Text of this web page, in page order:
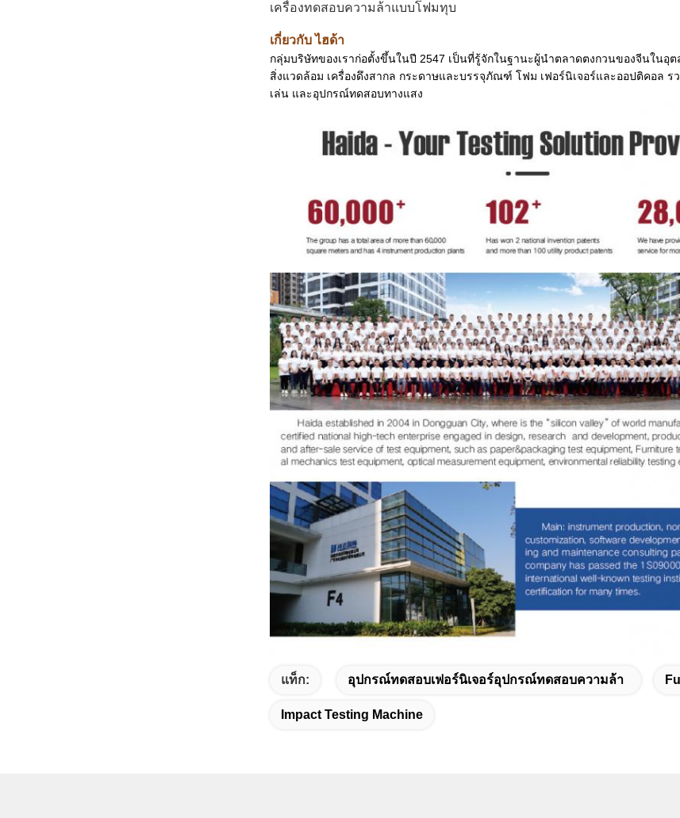
เครื่องทดสอบความล้าแบบโฟมทุบ
เกี่ยวกับ ไฮด้า
กลุ่มบริษัทของเราก่อตั้งขึ้นในปี 2547 เป็นที่รู้จักในฐานะผู้นำตลาดตงกวนของจีนใน
สิ่งแวดล้อม เครื่องดึงสากล กระดาษและบรรจุภัณฑ์ โฟม เฟอร์นิเจอร์และออปติคอล ร
เล่น และอุปกรณ์ทดสอบทางแสง
แท็ก: อุปกรณ์ทดสอบเฟอร์นิเจอร์อุปกรณ์ทดสอบความล้า
Impact Testing Machine